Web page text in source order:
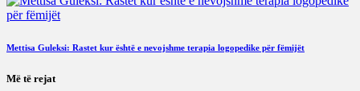
Mettisa Guleksi: Rastet kur është e nevojshme terapia logopedike për fëmijët
Më të rejat